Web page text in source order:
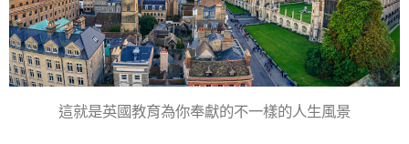
這就是英國教育為你奉獻的不一樣的人生風景